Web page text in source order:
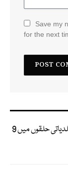
Save my
for the next
الیکشن کمیشن نے بلوچستان کے 4 بلدیاتی حلقوں میں 9